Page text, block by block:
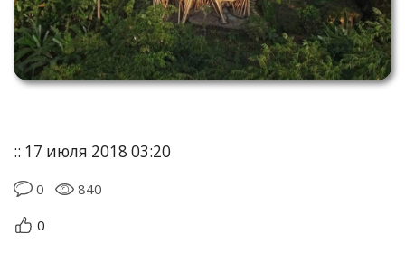
:: 17 июля 2018 03:20
0
840
0